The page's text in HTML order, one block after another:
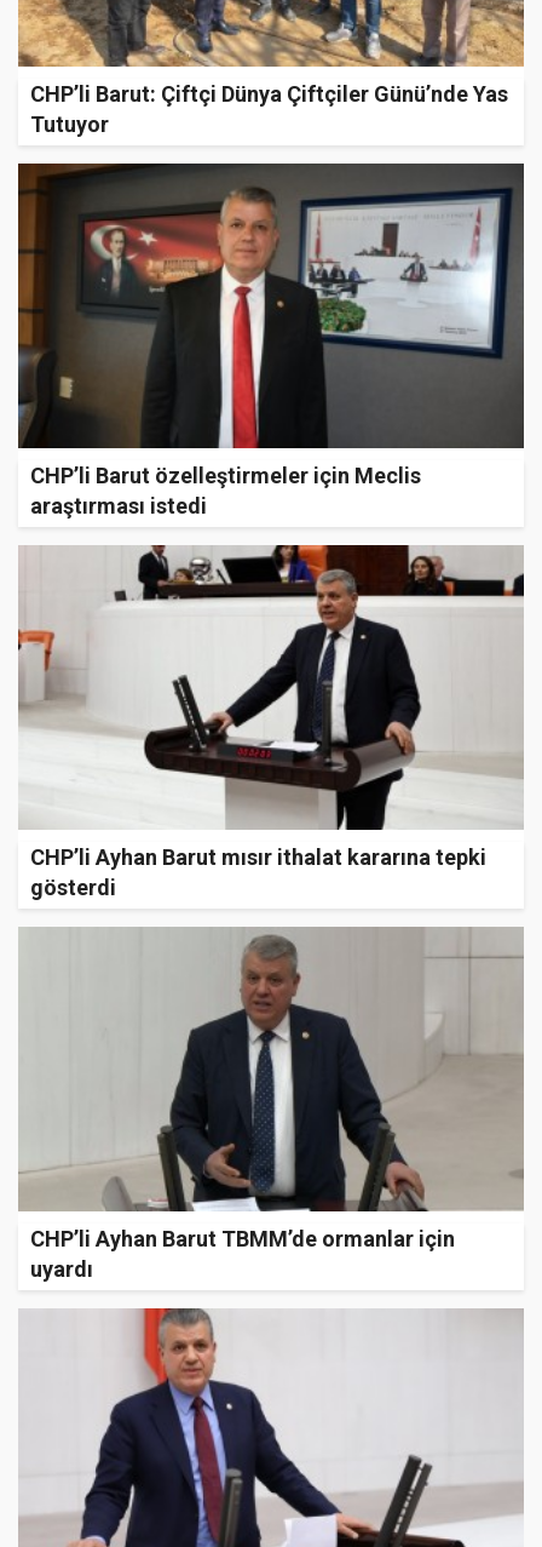
CHP’li Barut: Çiftçi Dünya Çiftçiler Günü’nde Yas
Tutuyor
CHP’li Barut özelleştirmeler için Meclis
araştırması istedi
CHP’li Ayhan Barut mısır ithalat kararına tepki
gösterdi
CHP’li Ayhan Barut TBMM’de ormanlar için
uyardı